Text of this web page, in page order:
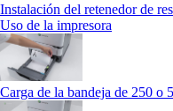
Instalación del retenedor de
Uso de la impresora
Carga de la bandeja de 250 o